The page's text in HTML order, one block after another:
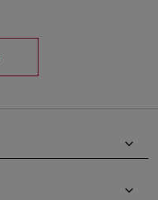
keyboard_arrow_down
keyboard_arrow_down